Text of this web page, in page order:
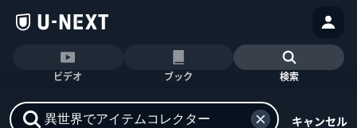
ビデオ ブック 検索
キャンセル